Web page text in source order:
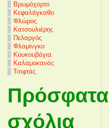
Βρωμόχορτο
Κεφαλάγκαθο
Φλώρος
Κατσουλιέρης
Πελαργός
Φλαμίνγκο
Κουκουβάγια
Καλαμοκανάς
Τσιφτάς
Πρόσφατα
σχόλια